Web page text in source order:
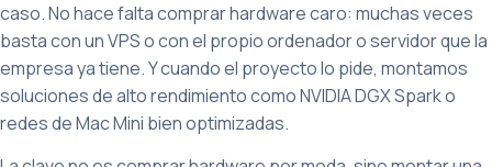
caso. No hace falta comprar hardware caro: muchas veces
basta con un VPS o con el propio ordenador o servidor que la
empresa ya tiene. Y cuando el proyecto lo pide, montamos
soluciones de alto rendimiento como NVIDIA DGX Spark o
redes de Mac Mini bien optimizadas.